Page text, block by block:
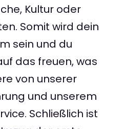
Kultur oder
Somit wird dein
sein und du
das freuen, was
von unserer
und unserem
Schließlich ist